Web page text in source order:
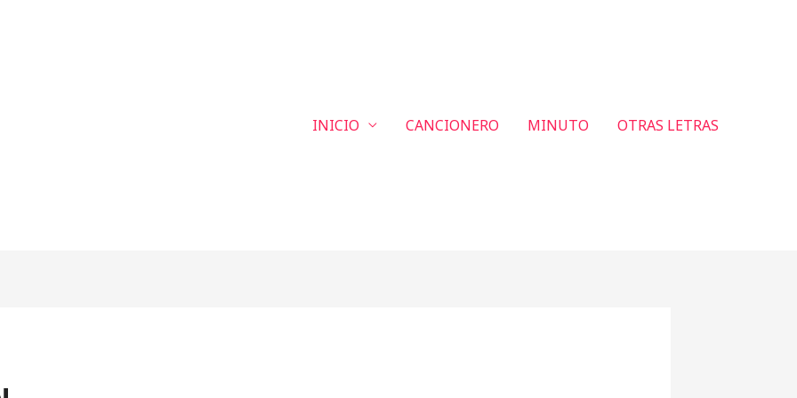
INICIO CANCIONERO MINUTO OTRAS LETRAS